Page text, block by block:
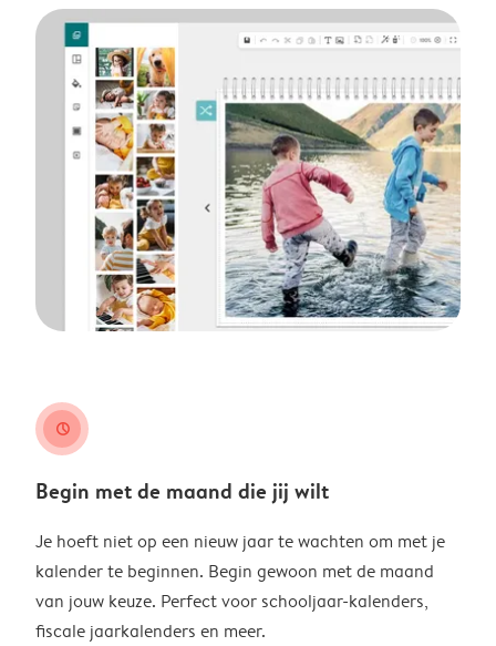
clock
Begin met de maand die jij wilt
Je hoeft niet op een nieuw jaar te wachten om met je
kalender te beginnen. Begin gewoon met de maand
van jouw keuze. Perfect voor schooljaar-kalenders,
fiscale jaarkalenders en meer.